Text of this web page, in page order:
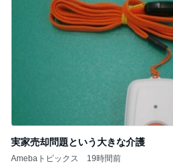
実家売却問題という大きな介護
Amebaトピックス 19時間前